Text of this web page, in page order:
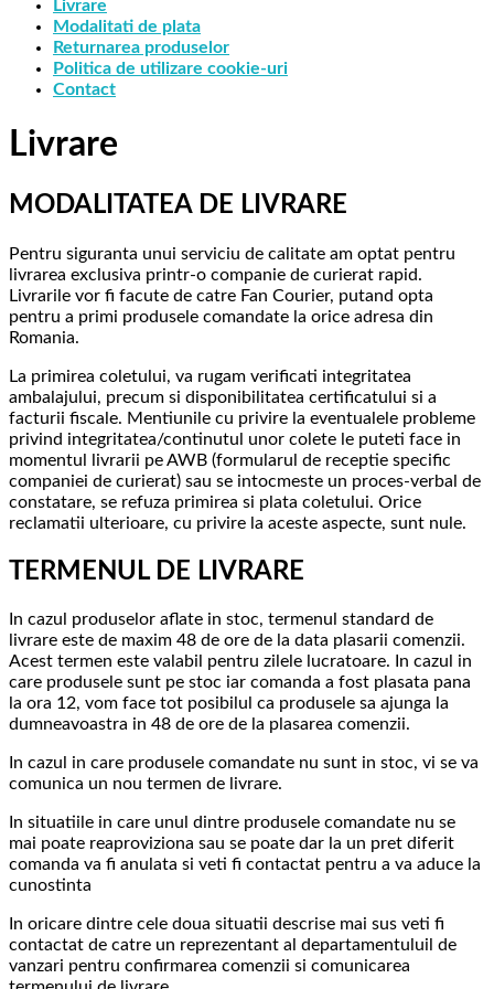
Livrare
Modalitati de plata
Returnarea produselor
Politica de utilizare cookie-uri
Contact
Livrare
MODALITATEA DE LIVRARE
Pentru siguranta unui serviciu de calitate am optat pentru
livrarea exclusiva printr-o companie de curierat rapid.
Livrarile vor fi facute de catre Fan Courier, putand opta
pentru a primi produsele comandate la orice adresa din
Romania.
La primirea coletului, va rugam verificati integritatea
ambalajului, precum si disponibilitatea certificatului si a
facturii fiscale. Mentiunile cu privire la eventualele probleme
privind integritatea/continutul unor colete le puteti face in
momentul livrarii pe AWB (formularul de receptie specific
companiei de curierat) sau se intocmeste un proces-verbal de
constatare, se refuza primirea si plata coletului. Orice
reclamatii ulterioare, cu privire la aceste aspecte, sunt nule.
TERMENUL DE LIVRARE
In cazul produselor aflate in stoc, termenul standard de
livrare este de maxim 48 de ore de la data plasarii comenzii.
Acest termen este valabil pentru zilele lucratoare. In cazul in
care produsele sunt pe stoc iar comanda a fost plasata pana
la ora 12, vom face tot posibilul ca produsele sa ajunga la
dumneavoastra in 48 de ore de la plasarea comenzii.
In cazul in care produsele comandate nu sunt in stoc, vi se va
comunica un nou termen de livrare.
In situatiile in care unul dintre produsele comandate nu se
mai poate reaproviziona sau se poate dar la un pret diferit
comanda va fi anulata si veti fi contactat pentru a va aduce la
cunostinta
In oricare dintre cele doua situatii descrise mai sus veti fi
contactat de catre un reprezentant al departamentuluil de
vanzari pentru confirmarea comenzii si comunicarea